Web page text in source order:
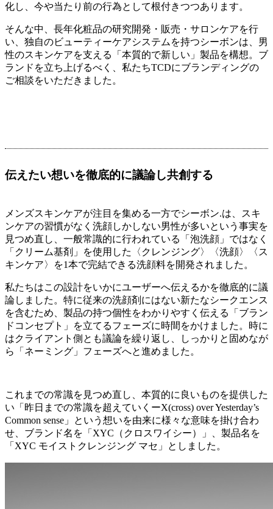
化し、今や当たり前の行為として根付きつつあります。
そんな中、長年化粧品の研究開発・販売・サロンケアを行
い、独自のビューティーケアシステムを持つシーボンは、男
性のスキンケアを支える「本質的で新しい」製品を構想。ブ
ランドを立ち上げるべく、私たちTCDにブランディングの
ご相談をいただきました。
伝えたい想いを徹底的に議論し共創する
メンズスキンケアが注目を集める一方でシーボン.は、スキ
ンケアの習慣がなく洗顔しかしない男性が多いという事実を
見つめ直し、一般常識的に行われている「泡洗顔」ではなく
「クリーム基剤」を使用した〈クレンジング〉〈洗顔〉〈ス
キンケア〉を1本で完結できる洗顔料を開発されました。
私たちはこの設計をいかにユーザーへ伝えるかを徹底的に議
論しました。特に従来の洗顔剤にはない新たなシークエンス
を含むため、製品の持つ個性をわかりやすく伝える「ブラン
ドコンセプト」を立てるフェーズに時間をかけました。時に
はクライアント側とも議論を繰り返し、しっかりと固めなが
ら「ネーミング」フェーズへと進めました。
これまでの常識を見つめ直し、本質的に良いものを提供した
い「昨日までの常識を超えていくーX(cross) over Yesterday’s
Common sense」という想いを由来に様々な意味を掛け合わ
せ、ブランド名を「XYC（クロスワイシー）」、製品名を
「XYC モイストクレンジング マセ」としました。